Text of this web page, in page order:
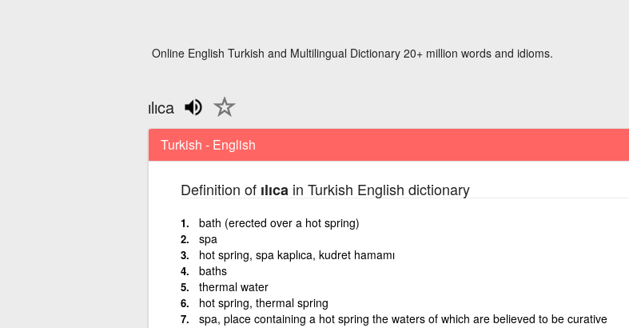
Online English Turkish and Multilingual Dictionary 20+ million words and idioms.
ılıca
Turkish - English
Definition of ılıca in Turkish English dictionary
bath (erected over a hot spring)
spa
hot spring, spa kaplıca, kudret hamamı
baths
thermal water
hot spring, thermal spring
spa, place containing a hot spring the waters of which are believed to be curative